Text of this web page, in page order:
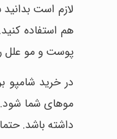
لازم است
هم استفاده
پوست و مو
در خرید شامپو
موهای شما
داشته باشد.